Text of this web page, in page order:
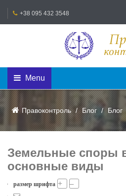
+38 095 432 3548
Menu
Правоконтроль Блог Блог
Земельные споры
основные виды
размер шрифта + –